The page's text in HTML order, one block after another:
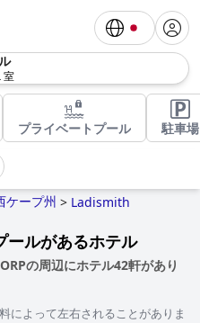
室
プライベートプール 駐車場
ケープ州 > Ladismith
ルがあるホテル
の周辺にホテル42軒があり
によって左右されることがありま